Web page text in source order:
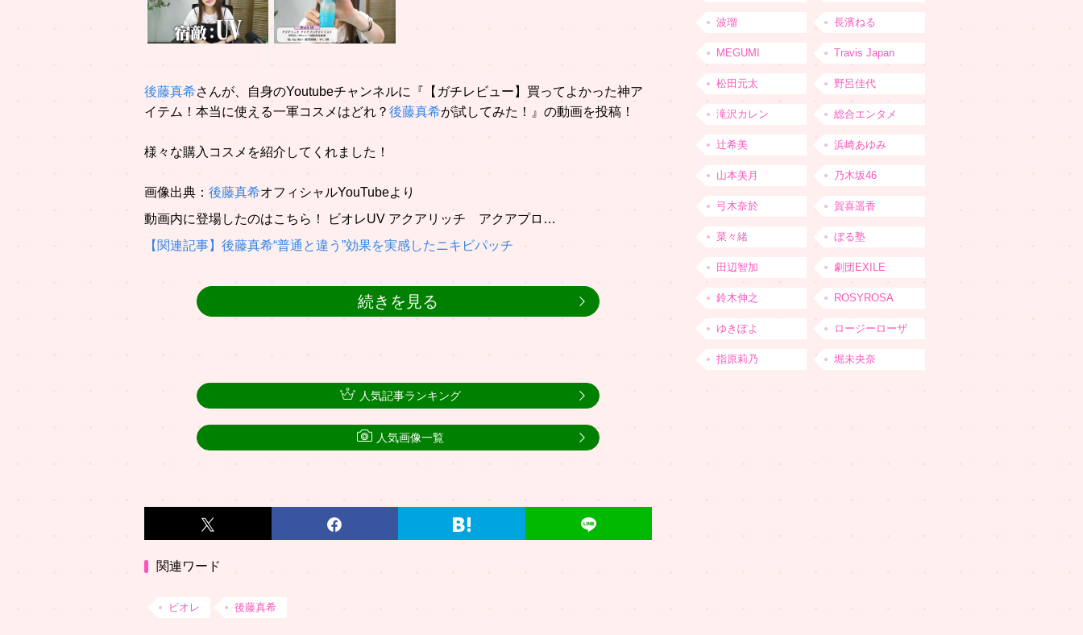
後藤真希さんが、自身のYoutubeチャンネルに『【ガチレビュー】買ってよかった神ア
イテム！本当に使える一軍コスメはどれ？ 後藤真希が試してみた！』の動画を投稿！
様々な購入コスメを紹介してくれました！
画像出典： 後藤真希オフィシャルYouTubeより
動画内に登場したのはこちら！ ビオレUV アクアリッチ アクアプロ…
【関連記事】後藤真希“普通と違う”効果を実感したニキビパッチ
続きを見る
関連ワード
ビオレ 後藤真希
人気記事ランキング
人気画像一覧
波瑠 長濱ねる
MEGUMI Travis Japan
松田元太 野呂佳代
滝沢カレン 総合エンタメ
辻希美 浜崎あゆみ
山本美月 乃木坂46
弓木奈於 賀喜遥香
菜々緒 ぼる塾
田辺智加 劇団EXILE
鈴木伸之 ROSYROSA
ゆきぽよ ロージーローザ
指原莉乃 堀未央奈